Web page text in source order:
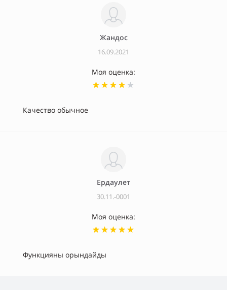
Жандос
16.09.2021
Моя оценка:
Качество обычное
Ердаулет
30.11.-0001
Моя оценка:
Функцияны орындайды